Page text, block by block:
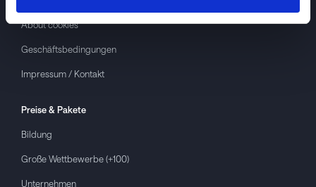
About cookies
Geschäftsbedingungen
Impressum / Kontakt
Preise & Pakete
Bildung
Große Wettbewerbe (+100)
Unternehmen